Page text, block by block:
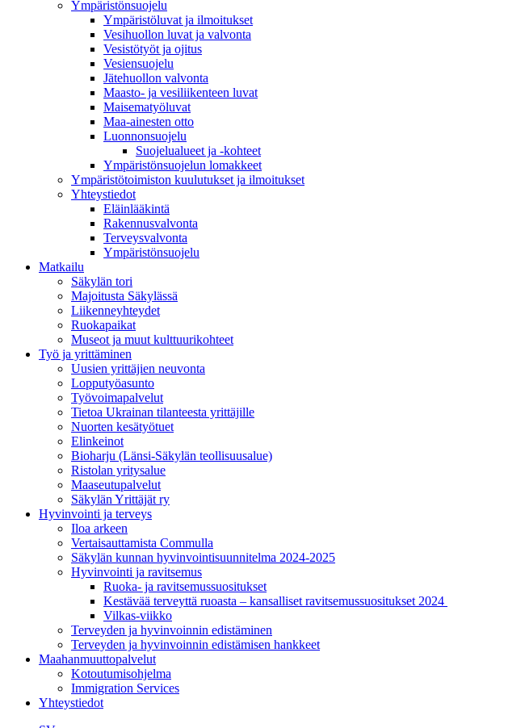
Ympäristönsuojelu
Ympäristöluvat ja ilmoitukset
Vesihuollon luvat ja valvonta
Vesistötyöt ja ojitus
Vesiensuojelu
Jätehuollon valvonta
Maasto- ja vesiliikenteen luvat
Maisematyöluvat
Maa-ainesten otto
Luonnonsuojelu
Suojelualueet ja -kohteet
Ympäristönsuojelun lomakkeet
Ympäristötoimiston kuulutukset ja ilmoitukset
Yhteystiedot
Eläinlääkintä
Rakennusvalvonta
Terveysvalvonta
Ympäristönsuojelu
Mat­kailu
Säkylän tori
Majoitusta Säkylässä
Liikenneyhteydet
Ruokapaikat
Museot ja muut kulttuurikohteet
Työ ja yrittä­minen
Uusien yrittäjien neuvonta
Lopputyöasunto
Työvoimapalvelut
Tietoa Ukrainan tilanteesta yrittäjille
Nuorten kesätyötuet
Elinkeinot
Bioharju (Länsi-Säkylän teollisuusalue)
Ristolan yritysalue
Maaseutupalvelut
Säkylän Yrittäjät ry
Hyvinvointi ja terveys
Iloa arkeen
Vertaisauttamista Commulla
Säkylän kunnan hyvinvointisuunnitelma 2024-2025
Hyvinvointi ja ravitsemus
Ruoka- ja ravitsemussuositukset
Kestävää terveyttä ruoasta – kansalliset ravitsemussuositukset 2024
Vilkas-viikko
Terveyden ja hyvinvoinnin edistäminen
Terveyden ja hyvinvoinnin edistämisen hankkeet
Maahanmuuttopalvelut
Kotoutumisohjelma
Immigration Services
Yhteystiedot